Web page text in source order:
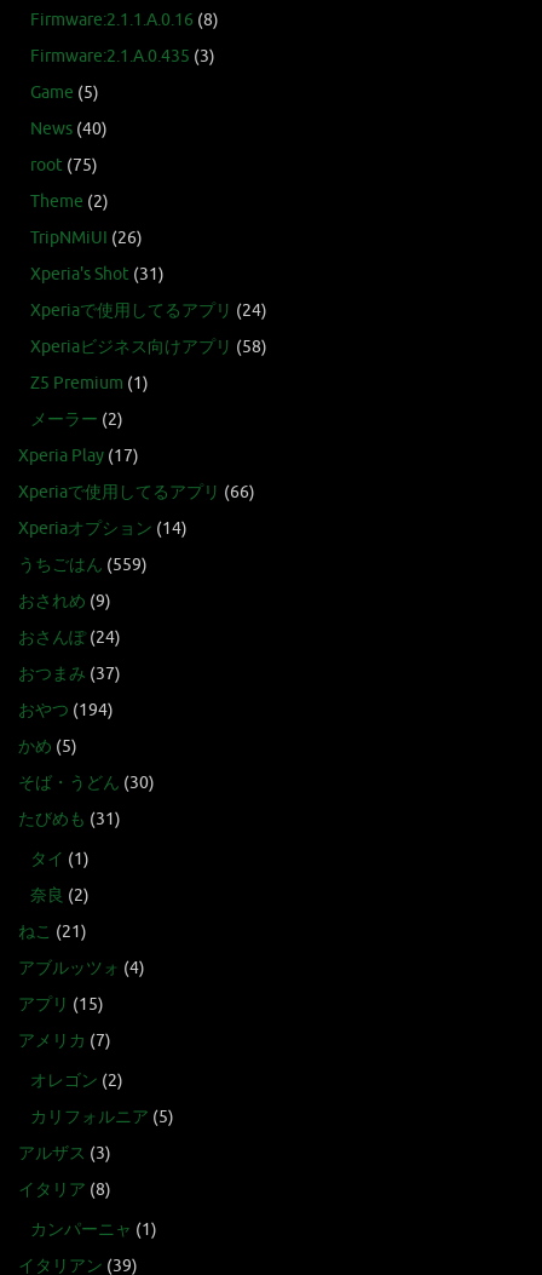
Firmware:2.1.1.A.0.16 (8)
Firmware:2.1.A.0.435 (3)
Game (5)
News (40)
root (75)
Theme (2)
TripNMiUI (26)
Xperia's Shot (31)
Xperiaで使用してるアプリ (24)
Xperiaビジネス向けアプリ (58)
Z5 Premium (1)
メーラー (2)
Xperia Play (17)
Xperiaで使用してるアプリ (66)
Xperiaオプション (14)
うちごはん (559)
おされめ (9)
おさんぽ(24)
おつまみ (37)
おやつ (194)
かめ (5)
そば・うどん (30)
たびめも (31)
タイ (1)
奈良 (2)
ねこ (21)
アブルッツォ (4)
アプリ (15)
アメリカ (7)
オレゴン (2)
カリフォルニア (5)
アルザス (3)
イタリア (8)
カンパーニャ (1)
イタリアン (39)